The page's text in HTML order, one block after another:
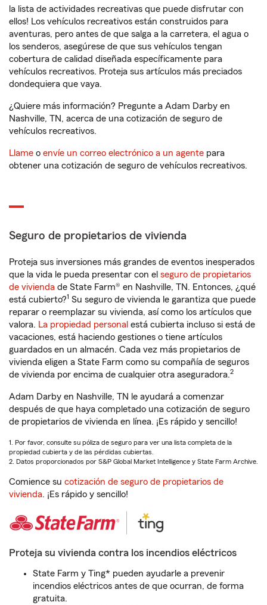
la lista de actividades recreativas que puede disfrutar con
ellos! Los vehículos recreativos están construidos para
aventuras, pero antes de que salga a la carretera, el agua o
los senderos, asegúrese de que sus vehículos tengan
cobertura de calidad diseñada específicamente para
vehículos recreativos. Proteja sus artículos más preciados
dondequiera que vaya.
¿Quiere más información? Pregunte a Adam Darby en
Nashville, TN, acerca de una cotización de seguro de
vehículos recreativos.
Llame o envíe un correo electrónico a un agente para
obtener una cotización de seguro de vehículos recreativos.
Seguro de propietarios de vivienda
Proteja sus inversiones más grandes de eventos inesperados
que la vida le pueda presentar con el seguro de propietarios
de vivienda de State Farm® en Nashville, TN. Entonces, ¿qué
está cubierto?1 Su seguro de vivienda le garantiza que puede
reparar o reemplazar su vivienda, así como los artículos que
valora. La propiedad personal está cubierta incluso si está de
vacaciones, está haciendo gestiones o tiene artículos
guardados en un almacén. Cada vez más propietarios de
vivienda eligen a State Farm como su compañía de seguros
de vivienda por encima de cualquier otra aseguradora.2
Adam Darby en Nashville, TN le ayudará a comenzar
después de que haya completado una cotización de seguro
de propietarios de vivienda en línea. ¡Es rápido y sencillo!
1. Por favor, consulte su póliza de seguro para ver una lista completa de la
propiedad cubierta y de las pérdidas cubiertas.
2. Datos proporcionados por S&P Global Market Intelligence y State Farm Archive.
Comience su cotización de seguro de propietarios de
vivienda. ¡Es rápido y sencillo!
Proteja su vivienda contra los incendios eléctricos
State Farm y Ting* pueden ayudarle a prevenir
incendios eléctricos antes de que ocurran, de forma
gratuita.